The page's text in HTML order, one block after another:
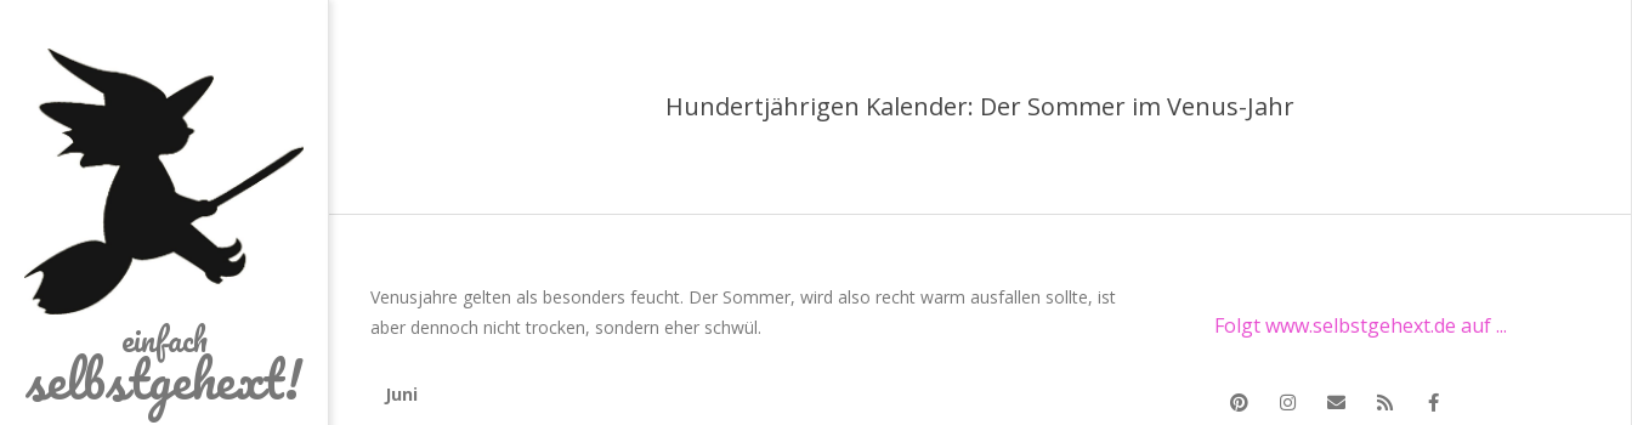
einfach
selbstgehext!
Hundertjährigen Kalender: Der Sommer im Venus-Jahr
Venusjahre gelten als besonders feucht. Der Sommer, wird also recht warm ausfallen sollte, ist
aber dennoch nicht trocken, sondern eher schwül.
Juni
Folgt www.selbstgehext.de auf ...